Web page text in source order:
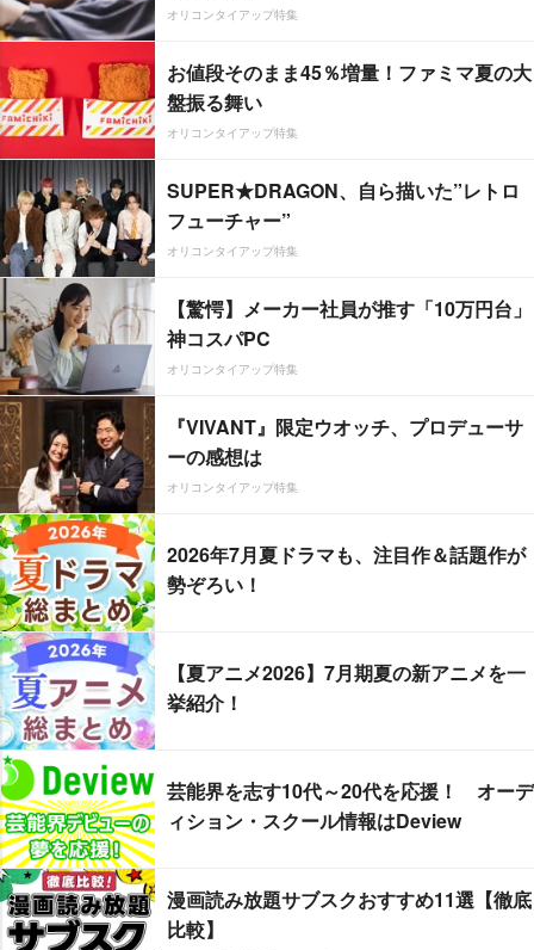
オリコンタイアップ特集
お値段そのまま45％増量！ファミマ夏の大
盤振る舞い
オリコンタイアップ特集
SUPER★DRAGON、自ら描いた”レトロ
フューチャー”
オリコンタイアップ特集
【驚愕】メーカー社員が推す「10万円台」
神コスパPC
オリコンタイアップ特集
『VIVANT』限定ウオッチ、プロデューサ
ーの感想は
オリコンタイアップ特集
2026年7月夏ドラマも、注目作＆話題作が
勢ぞろい！
【夏アニメ2026】7月期夏の新アニメを一
挙紹介！
芸能界を志す10代～20代を応援！ オーデ
ィション・スクール情報はDeview
漫画読み放題サブスクおすすめ11選【徹底
比較】